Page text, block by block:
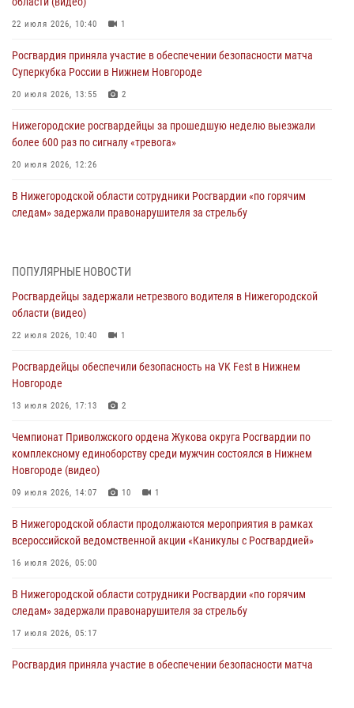
22 июля 2026, 10:40 1
Росгвардия приняла участие в обеспечении безопасности матча
Суперкубка России в Нижнем Новгороде
20 июля 2026, 13:55 2
Нижегородские росгвардейцы за прошедшую неделю выезжали
более 600 раз по сигналу «тревога»
20 июля 2026, 12:26
В Нижегородской области сотрудники Росгвардии «по горячим
следам» задержали правонарушителя за стрельбу
В Нижегородской области продолжаются мероприятия в рамках
16 июля 2026, 05:00
Росгвардейцы обеспечили безопасность на VK Fest в Нижнем
13 июля 2026, 17:13
Нижегородские росгвардейцы за прошедшую неделю выезжали
13 июля 2026, 06:45
Росгвардейцы предотвратили серию краж в Нижнем Новгороде
10 июля 2026, 09:38
ПОПУЛЯРНЫЕ НОВОСТИ
Росгвардейцы задержали нетрезвого водителя в Нижегородской
области (видео)
22 июля 2026, 10:40 1
Росгвардейцы обеспечили безопасность на VK Fest в Нижнем
Новгороде
13 июля 2026, 17:13 2
Чемпионат Приволжского ордена Жукова округа Росгвардии по
комплексному единоборству среди мужчин состоялся в Нижнем
Новгороде (видео)
09 июля 2026, 14:07 10 1
В Нижегородской области продолжаются мероприятия в рамках
всероссийской ведомственной акции «Каникулы с Росгвардией»
16 июля 2026, 05:00
В Нижегородской области сотрудники Росгвардии «по горячим
следам» задержали правонарушителя за стрельбу
17 июля 2026, 05:17
Росгвардия приняла участие в обеспечении безопасности матча